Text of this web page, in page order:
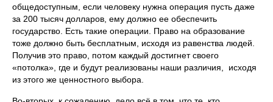
общедоступным, если человеку нужна операция пусть даже
за 200 тысяч долларов, ему должно ее обеспечить
государство. Есть такие операции. Право на образование
тоже должно быть бесплатным, исходя из равенства людей.
Получив это право, потом каждый достигнет своего
«потолка», где и будут реализованы наши различия, исходя
из этого же ценностного выбора.